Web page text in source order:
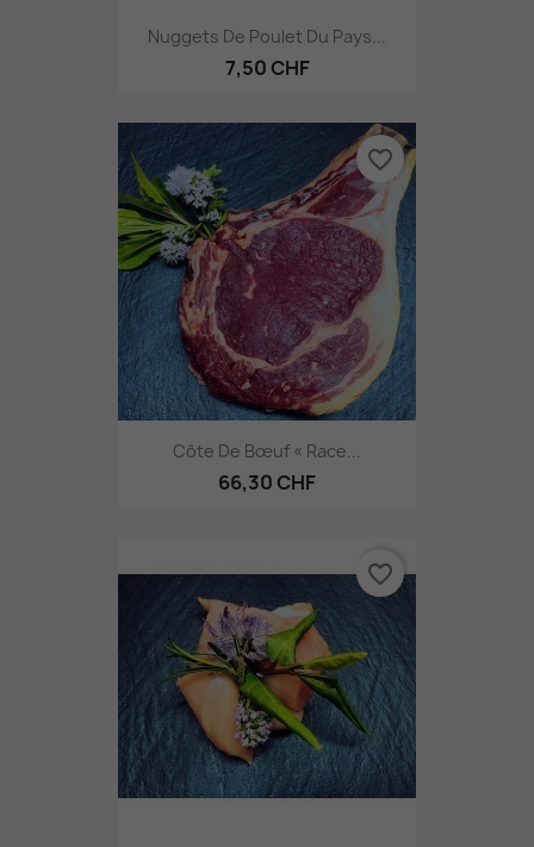
Nuggets De Poulet Du Pays...
7,50 CHF
Côte De Bœuf « Race...
66,30 CHF
favorite_border
favorite_border